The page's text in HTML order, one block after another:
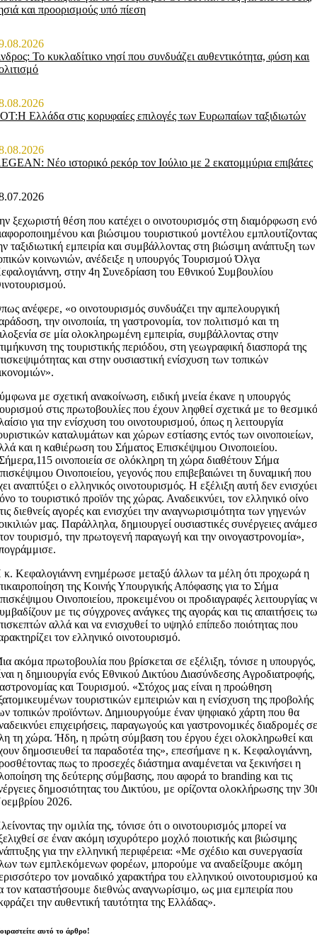
και προορισμούς υπό πίεση
Το κυκλαδίτικο νησί που συνδυάζει αυθεντικότητα, φύση και
Ελλάδα στις κορυφαίες επιλογές των Ευρωπαίων ταξιδιωτών
Νέο ιστορικό ρεκόρ τον Ιούλιο με 2 εκατομμύρια επιβάτες
ξεχωριστή θέση που κατέχει ο οινοτουρισμός στη διαμόρφωση
και βιώσιμου τουριστικού μοντέλου εμπλουτίζοντας
ταξιδιωτική εμπειρία και συμβάλλοντας στη βιώσιμη ανάπτυξη των
κοινωνιών, ανέδειξε η υπουργός Τουρισμού Όλγα
στην 4η Συνεδρίαση του Εθνικού Συμβουλίου
ανέφερε, «ο οινοτουρισμός συνδυάζει την αμπελουργική
την οινοποιία, τη γαστρονομία, τον πολιτισμό και τη
σε μία ολοκληρωμένη εμπειρία, συμβάλλοντας στην
της τουριστικής περιόδου, στη γεωγραφική διασπορά της
και στην ουσιαστική ενίσχυση των τοπικών
με σχετική ανακοίνωση, ειδική μνεία έκανε η υπουργός
στις πρωτοβουλίες που έχουν ληφθεί σχετικά με το
για την ενίσχυση του οινοτουρισμού, όπως η λειτουργία
καταλυμάτων και χώρων εστίασης εντός των οινοποιείων,
και η καθιέρωση του Σήματος Επισκέψιμου Οινοποιείου.
οινοποιεία σε ολόκληρη τη χώρα διαθέτουν Σήμα
Οινοποιείου, γεγονός που επιβεβαιώνει τη δυναμική που
αναπτύξει ο ελληνικός οινοτουρισμός. Η εξέλιξη αυτή δεν ενισχύει
το τουριστικό προϊόν της χώρας. Αναδεικνύει, τον ελληνικό οίνο
διεθνείς αγορές και ενισχύει την αναγνωρισιμότητα των γηγενών
μας. Παράλληλα, δημιουργεί ουσιαστικές συνέργειες
τουρισμό, την πρωτογενή παραγωγή και την οινογαστρονομία»,
Κεφαλογιάννη ενημέρωσε μεταξύ άλλων τα μέλη ότι προχωρά η
της Κοινής Υπουργικής Απόφασης για το Σήμα
Οινοποιείου, προκειμένου οι προδιαγραφές λειτουργίας
με τις σύγχρονες ανάγκες της αγοράς και τις απαιτήσεις
αλλά και να ενισχυθεί το υψηλό επίπεδο ποιότητας που
τον ελληνικό οινοτουρισμό.
ακόμα πρωτοβουλία που βρίσκεται σε εξέλιξη, τόνισε η υπουργός,
η δημιουργία ενός Εθνικού Δικτύου Διασύνδεσης Αγροδιατροφής,
και Τουρισμού. «Στόχος μας είναι η προώθηση
τουριστικών εμπειριών και η ενίσχυση της προβολής
τοπικών προϊόντων. Δημιουργούμε έναν ψηφιακό χάρτη που θα
επιχειρήσεις, παραγωγούς και γαστρονομικές διαδρομές
τη χώρα. Ήδη, η πρώτη σύμβαση του έργου έχει ολοκληρωθεί και
δημοσιευθεί τα παραδοτέα της», επεσήμανε η κ. Κεφαλογιάννη,
πως το προσεχές διάστημα αναμένεται να ξεκινήσει η
της δεύτερης σύμβασης, που αφορά το branding και τις
δημοσιότητας του Δικτύου, με ορίζοντα ολοκλήρωσης την
2026.
την ομιλία της, τόνισε ότι ο οινοτουρισμός μπορεί να
σε έναν ακόμη ισχυρότερο μοχλό ποιοτικής και βιώσιμης
για την ελληνική περιφέρεια: «Με σχέδιο και συνεργασία
των εμπλεκόμενων φορέων, μπορούμε να αναδείξουμε ακόμη
τον μοναδικό χαρακτήρα του ελληνικού οινοτουρισμού
τον καταστήσουμε διεθνώς αναγνωρίσιμο, ως μια εμπειρία που
την αυθεντική ταυτότητα της Ελλάδας».
αυτό το άρθρο!